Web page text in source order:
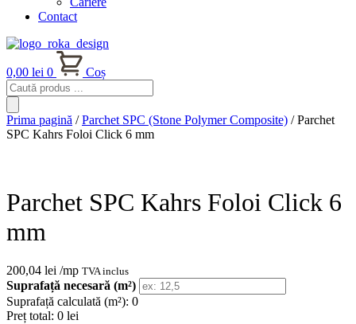
Contact
0,00 lei 0
Coș
Products
search
Prima pagină /Parchet SPC (Stone Polymer Composite) / Parchet
SPC Kahrs Foloi Click 6 mm
Parchet SPC Kahrs Foloi Click 6
mm
200,04 lei /mp TVA inclus
Suprafață necesară (m²)
Suprafață calculată (m²): 0
Preț total: 0 lei